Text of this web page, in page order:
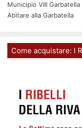
Municipio VIII Garbatella
Abitare alla Garbatella
Come acquistare: I